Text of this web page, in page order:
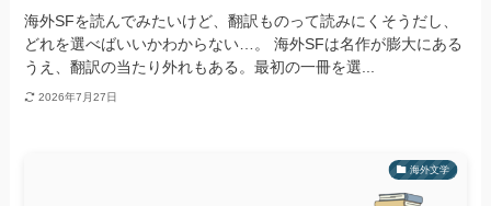
海外SFを読んでみたいけど、翻訳ものって読みにくそうだし、
どれを選べばいいかわからない…。 海外SFは名作が膨大にある
うえ、翻訳の当たり外れもある。最初の一冊を選...
2026年7月27日
海外文学